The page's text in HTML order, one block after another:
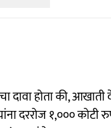
दावा होता की,
दररोज १,०००